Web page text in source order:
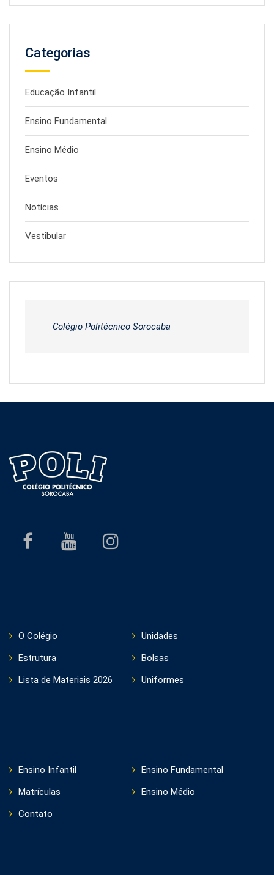
Categorias
Educação Infantil
Ensino Fundamental
Ensino Médio
Eventos
Notícias
Vestibular
Colégio Politécnico Sorocaba
O Colégio
Unidades
Estrutura
Bolsas
Lista de Materiais 2026
Uniformes
Ensino Infantil
Ensino Fundamental
Matrículas
Ensino Médio
Contato